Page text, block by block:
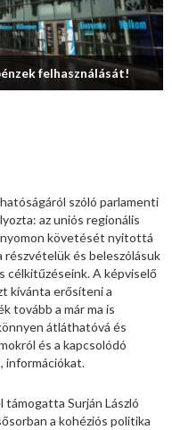
felhasználását!
szóló parlamenti
az uniós regionális
követését nyitottá
részvételük és beleszólásuk
célkitűzéseink. A képviselő
kívánta erősíteni a
tovább a már ma is
átláthatóvá és
és a kapcsolódó
információkat.
Surján László
a kohéziós politika